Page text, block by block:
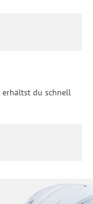
erhältst du schnell